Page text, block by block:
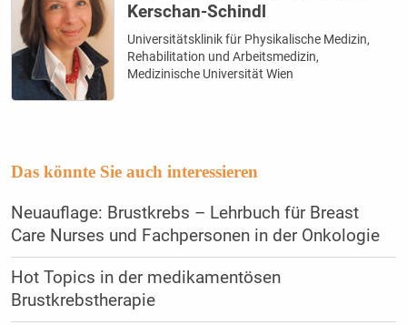
Kerschan-Schindl
Universitätsklinik für Physikalische Medizin,
Rehabilitation und Arbeitsmedizin,
Medizinische Universität Wien
Das könnte Sie auch interessieren
Neuauflage: Brustkrebs – Lehrbuch für Breast
Care Nurses und Fachpersonen in der Onkologie
Hot Topics in der medikamentösen
Brustkrebstherapie